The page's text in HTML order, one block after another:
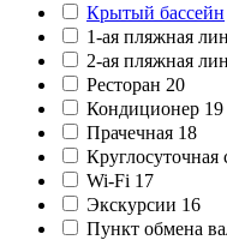
Крытый бассейн
1-ая пляжная
2-ая пляжная
Ресторан 20
Кондиционер 19
Прачечная 18
Круглосуточная
Wi-Fi 17
Экскурсии 16
Пункт обмена